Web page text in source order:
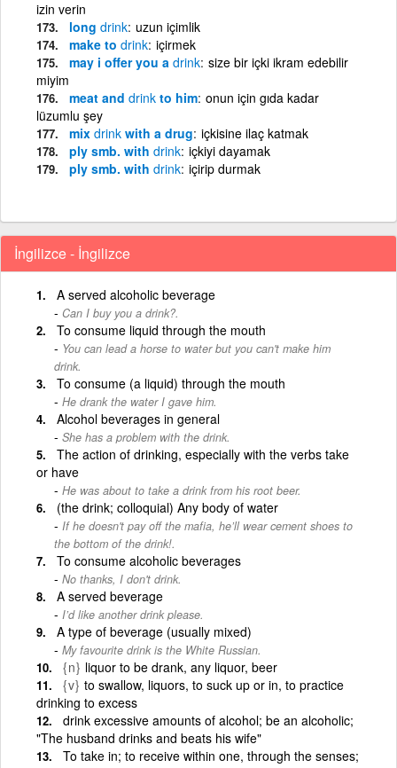
izin verin
long drink uzun içimlik
make to drink içirmek
may i offer you a drink size bir içki ikram edebilir
miyim
meat and drink to him onun için gıda kadar
lüzumlu şey
mix drink with a drug içkisine ilaç katmak
ply smb. with drink içkiyi dayamak
ply smb. with drink içirip durmak
İngilizce - İngilizce
A served alcoholic beverage
Can I buy you a drink?.
To consume liquid through the mouth
You can lead a horse to water but you can't make him
drink.
To consume (a liquid) through the mouth
He drank the water I gave him.
Alcohol beverages in general
She has a problem with the drink.
The action of drinking, especially with the verbs take
or have
He was about to take a drink from his root beer.
(the drink; colloquial) Any body of water
If he doesn't pay off the mafia, he’ll wear cement shoes to
the bottom of the drink!.
To consume alcoholic beverages
No thanks, I don't drink.
A served beverage
I’d like another drink please.
A type of beverage (usually mixed)
My favourite drink is the White Russian.
{n} liquor to be drank, any liquor, beer
{v} to swallow, liquors, to suck up or in, to practice
drinking to excess
drink excessive amounts of alcohol; be an alcoholic;
"The husband drinks and beats his wife"
To take in; to receive within one, through the senses;